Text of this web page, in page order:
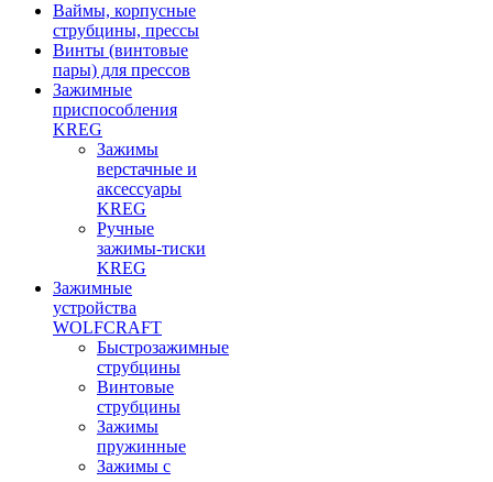
Ваймы, корпусные
струбцины, прессы
Винты (винтовые
пары) для прессов
Зажимные
приспособления
KREG
Зажимы
верстачные и
аксессуары
KREG
Ручные
зажимы-тиски
KREG
Зажимные
устройства
WOLFCRAFT
Быстрозажимные
струбцины
Винтовые
струбцины
Зажимы
пружинные
Зажимы с